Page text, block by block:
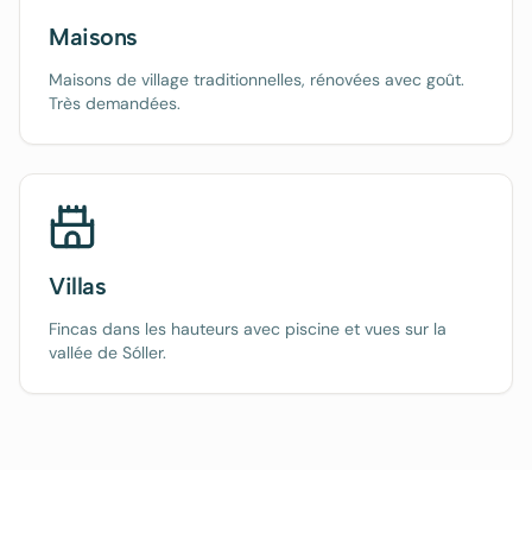
Maisons
Maisons de village traditionnelles, rénovées avec goût.
Très demandées.
Villas
Fincas dans les hauteurs avec piscine et vues sur la
vallée de Sóller.